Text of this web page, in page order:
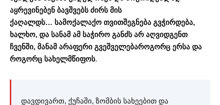
აყრევინებენ ბავშვებს ძირს მის
ქაღალდს… სამოქალაქო თვითშეგნება გვჭირდება,
ხალხო, და სანამ ამ საჭირო განძს არ აღვიდგენთ
ჩვენში, მანამ არაფერი გვეშველებაროგორც ერსა და
როგორც სახელმწიფოს.
დავდივართ, ქუჩაში, ზომბის სახეებით და